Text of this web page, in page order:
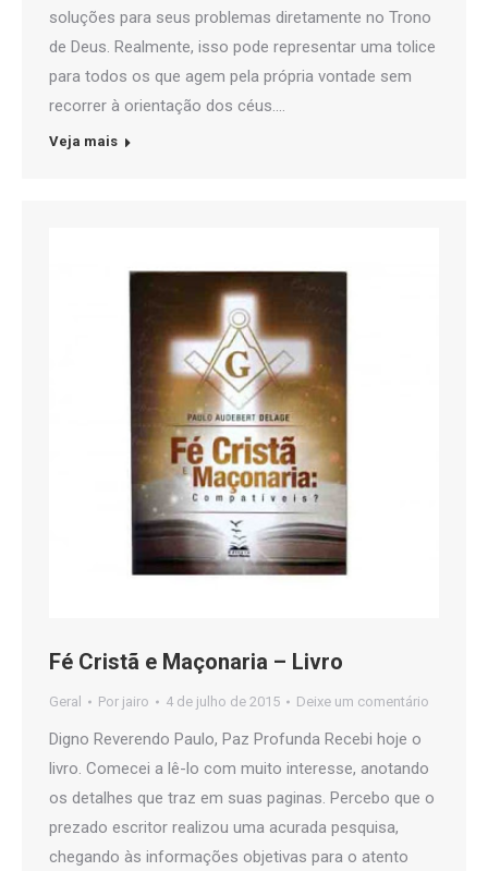
soluções para seus problemas diretamente no Trono
de Deus. Realmente, isso pode representar uma tolice
para todos os que agem pela própria vontade sem
recorrer à orientação dos céus.…
Veja mais
Fé Cristã e Maçonaria – Livro
Geral Por jairo 4 de julho de 2015 Deixe um comentário
Digno Reverendo Paulo, Paz Profunda Recebi hoje o
livro. Comecei a lê-lo com muito interesse, anotando
os detalhes que traz em suas paginas. Percebo que o
prezado escritor realizou uma acurada pesquisa,
chegando às informações objetivas para o atento